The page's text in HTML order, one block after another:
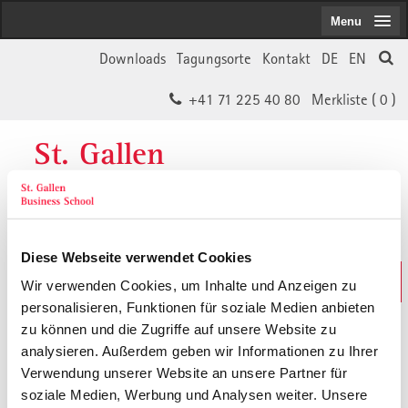
Diese Webseite verwendet Cookies
Wir verwenden Cookies, um Inhalte und Anzeigen zu
personalisieren, Funktionen für soziale Medien anbieten
zu können und die Zugriffe auf unsere Website zu
analysieren. Außerdem geben wir Informationen zu Ihrer
Verwendung unserer Website an unsere Partner für
soziale Medien, Werbung und Analysen weiter. Unsere
EN
DE
Kontakt
Tagungsorte
Downloads
Merkliste ( 0 )
+41 71 225 40 80
St. Gallen
Business School
Weiterbildungs-Suche
In 30 Sekunden das Passende finden
Menu
Der von Ihnen gesuchte Inhalt ist